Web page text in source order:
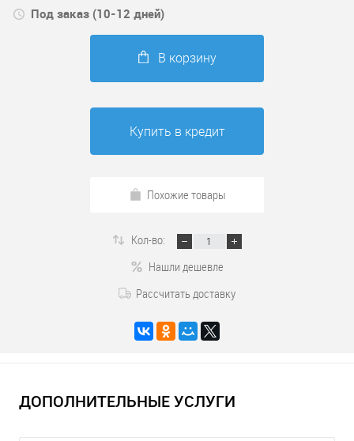
Под заказ (10-12 дней)
В корзину
Купить в кредит
Похожие товары
Кол-во:
Нашли дешевле
Рассчитать доставку
ДОПОЛНИТЕЛЬНЫЕ УСЛУГИ